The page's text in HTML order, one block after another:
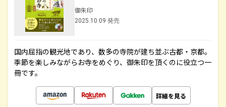
御朱印
2025.10.09 発売
国内屈指の観光地であり、数多の寺院が建ち並ぶ古都・京都。
季節を楽しみながらお寺をめぐり、御朱印を頂くのに役立つ一
冊です。
詳細を見る